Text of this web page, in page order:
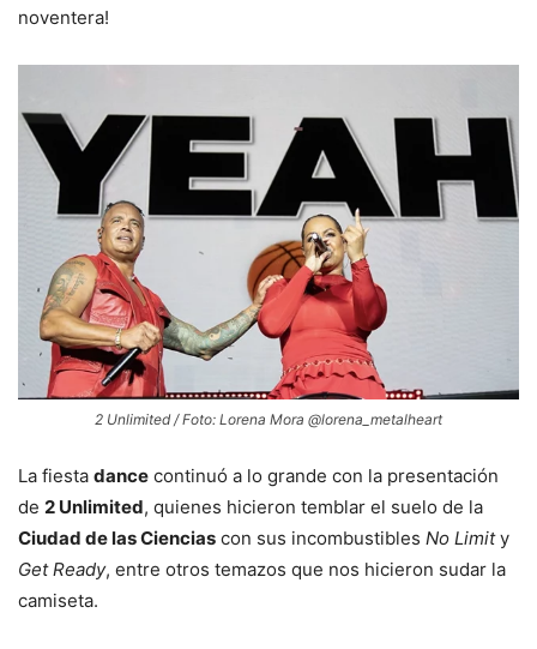
noventera!
2 Unlimited / Foto: Lorena Mora @lorena_metalheart
La fiesta dance continuó a lo grande con la presentación
de 2 Unlimited, quienes hicieron temblar el suelo de la
Ciudad de las Ciencias con sus incombustibles No Limity
Get Ready, entre otros temazos que nos hicieron sudar la
camiseta.